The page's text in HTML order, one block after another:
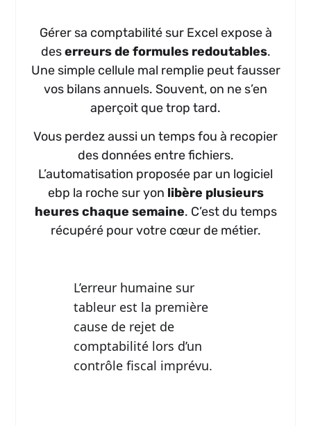
Gérer sa comptabilité sur Excel expose à
deserreurs de formules redoutables.
Une simple cellule mal remplie peut fausser
vos bilans annuels. Souvent, on ne s’en
aperçoit que trop tard.
Vous perdez aussi un temps fou à recopier
des données entre fichiers.
L’automatisation proposée par un logiciel
ebp la roche sur yon libère plusieurs
heures chaque semaine. C’est du temps
récupéré pour votre cœur de métier.
L’erreur humaine sur
tableur est la première
cause de rejet de
comptabilité lors d’un
contrôle fiscal imprévu.